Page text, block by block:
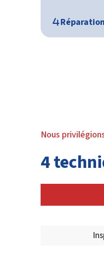
Nous
4